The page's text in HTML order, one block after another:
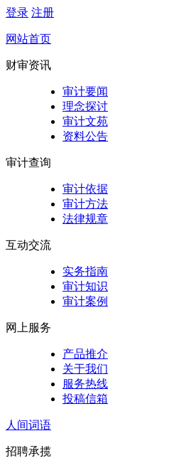
登录 注册
网站首页
财审资讯
审计要闻
理念探讨
审计文苑
资料公告
审计查询
审计依据
审计方法
法律规章
互动交流
实务指南
审计知识
审计案例
网上服务
产品推介
关于我们
服务热线
投稿信箱
人间词语
招聘承揽